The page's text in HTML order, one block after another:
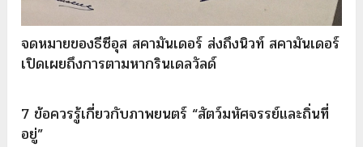
จดหมายของธีซีอุส สคามันเดอร์ ส่งถึงนิวท์ สคามันเดอร์
เปิดเผยถึงการตามหากรินเดลวัลด์
7 ข้อควรรู้เกี่ยวกับภาพยนตร์ “สัตว์มหัศจรรย์และถิ่นที่
อยู่”